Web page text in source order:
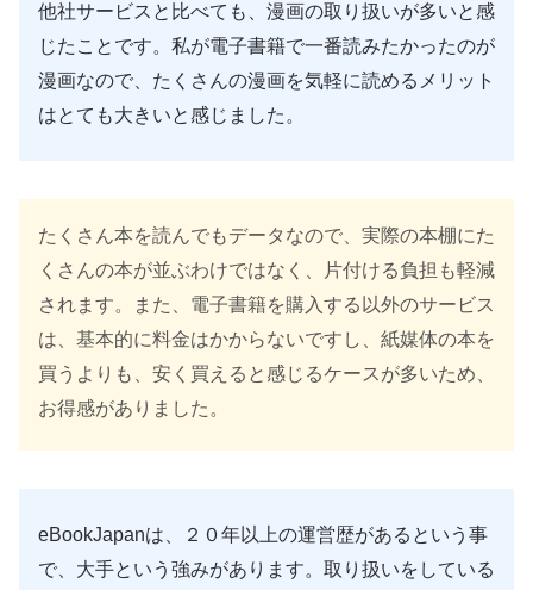
他社サービスと比べても、漫画の取り扱いが多いと感
じたことです。私が電子書籍で一番読みたかったのが
漫画なので、たくさんの漫画を気軽に読めるメリット
はとても大きいと感じました。
たくさん本を読んでもデータなので、実際の本棚にた
くさんの本が並ぶわけではなく、片付ける負担も軽減
されます。また、電子書籍を購入する以外のサービス
は、基本的に料金はかからないですし、紙媒体の本を
買うよりも、安く買えると感じるケースが多いため、
お得感がありました。
eBookJapanは、２０年以上の運営歴があるという事
で、大手という強みがあります。取り扱いをしている